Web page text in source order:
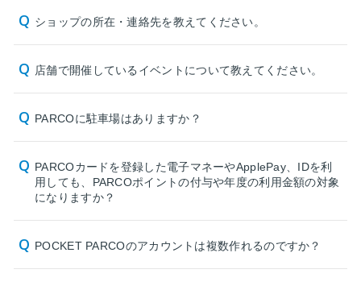
ショップの所在・連絡先を教えてください。
店舗で開催しているイベントについて教えてください。
PARCOに駐車場はありますか？
PARCOカードを登録した電子マネーやApplePay、IDを利
用しても、PARCOポイントの付与や年度の利用金額の対象
になりますか？
POCKET PARCOのアカウントは複数作れるのですか？